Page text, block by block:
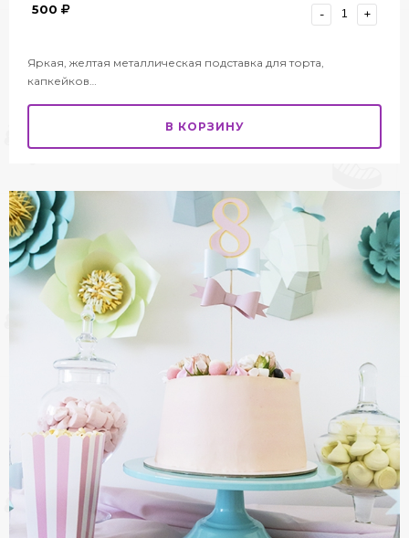
500 - +
Яркая, желтая металлическая подставка для торта,
капкейков…
В КОРЗИНУ